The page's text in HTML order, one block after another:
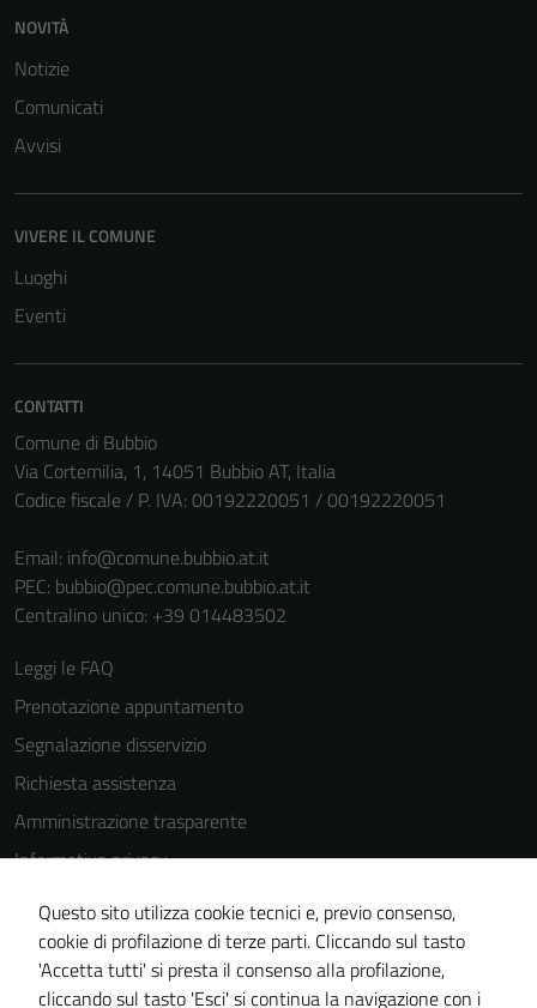
NOVITÀ
Notizie
Comunicati
Avvisi
VIVERE IL COMUNE
Luoghi
Eventi
CONTATTI
Comune di Bubbio
Via Cortemilia, 1, 14051 Bubbio AT, Italia
Codice fiscale / P. IVA: 00192220051 / 00192220051
Email: info@comune.bubbio.at.it
PEC: bubbio@pec.comune.bubbio.at.it
Centralino unico: +39 014483502
Leggi le FAQ
Prenotazione appuntamento
Segnalazione disservizio
Richiesta assistenza
Amministrazione trasparente
Informativa privacy
Cookie Policy
Note legali
Dichiarazione di accessibilità
Questo sito utilizza cookie tecnici e, previo consenso,
cookie di profilazione di terze parti. Cliccando sul tasto
'Accetta tutti' si presta il consenso alla profilazione,
cliccando sul tasto 'Esci' si continua la navigazione con i
Tecnici
Questi cookie
sono necessari
per il